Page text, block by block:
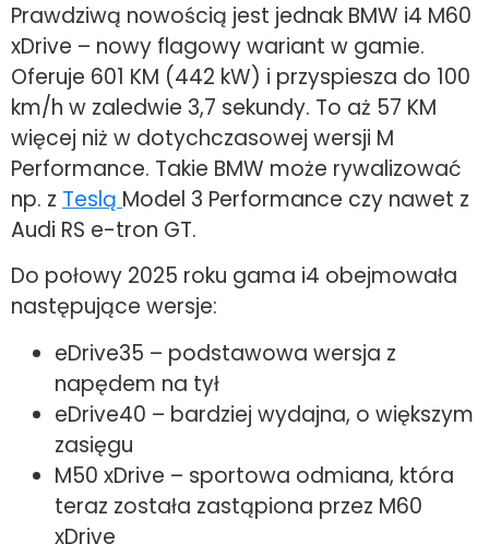
Prawdziwą nowością jest jednak BMW i4 M60
xDrive – nowy flagowy wariant w gamie.
Oferuje 601 KM (442 kW) i przyspiesza do 100
km/h w zaledwie 3,7 sekundy. To aż 57 KM
więcej niż w dotychczasowej wersji M
Performance. Takie BMW może rywalizować
np. z Teslą Model 3 Performance czy nawet z
Audi RS e-tron GT.
Do połowy 2025 roku gama i4 obejmowała
następujące wersje:
eDrive35 – podstawowa wersja z
napędem na tył
eDrive40 – bardziej wydajna, o większym
zasięgu
M50 xDrive – sportowa odmiana, która
teraz została zastąpiona przez M60
xDrive